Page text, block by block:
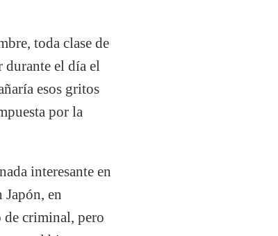
toda clase de
durante el día el
esos gritos
por la
interesante en
Japón, en
criminal, pero